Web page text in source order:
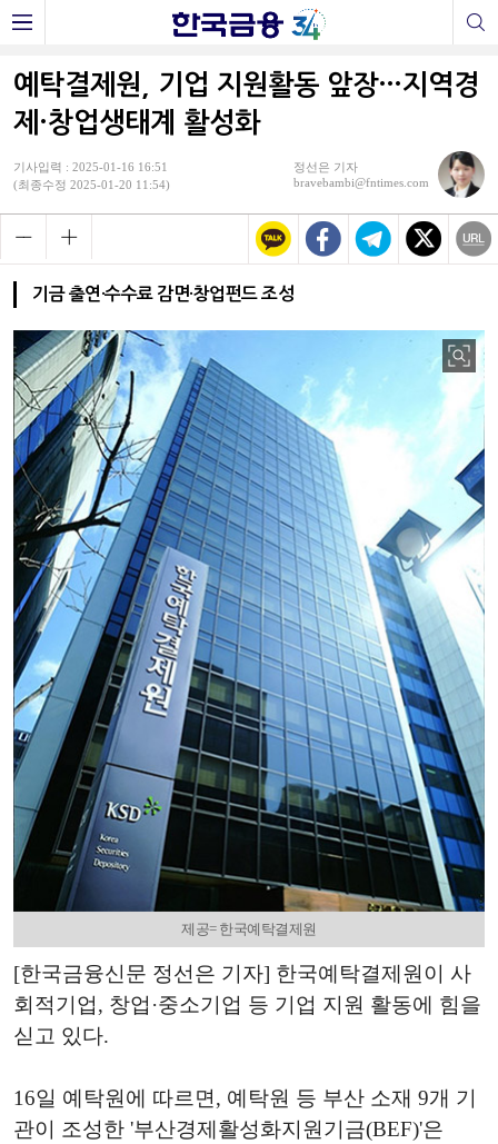
예탁결제원, 기업 지원활동 앞장…지역경
제·창업생태계 활성화
기사입력 : 2025-01-16 16:51
(최종수정 2025-01-20 11:54)
정선은 기자
bravebambi@fntimes.com
기금 출연·수수료 감면·창업펀드 조성
제공= 한국예탁결제원
[한국금융신문 정선은 기자] 한국예탁결제원이 사
회적기업, 창업·중소기업 등 기업 지원 활동에 힘을
싣고 있다.
16일 예탁원에 따르면, 예탁원 등 부산 소재 9개 기
관이 조성한 '부산경제활성화지원기금(BEF)'은